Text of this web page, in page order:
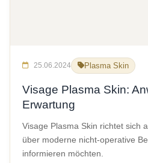
25.06.2024 Plasma Skin
Visage Plasma Skin:
Erwartung
Visage Plasma Skin richtet sich
über moderne nicht-operative
informieren möchten.